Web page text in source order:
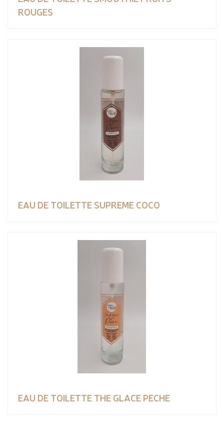
ROUGES
EAU DE TOILETTE SUPREME COCO
EAU DE TOILETTE THE GLACE PECHE